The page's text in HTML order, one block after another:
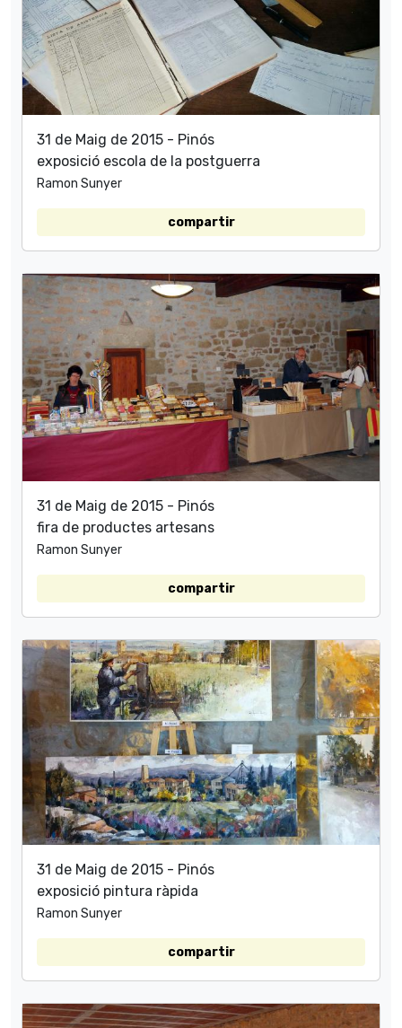
31 de Maig de 2015 - Pinós
exposició escola de la postguerra
Ramon Sunyer
compartir
31 de Maig de 2015 - Pinós
fira de productes artesans
Ramon Sunyer
compartir
31 de Maig de 2015 - Pinós
exposició pintura ràpida
Ramon Sunyer
compartir